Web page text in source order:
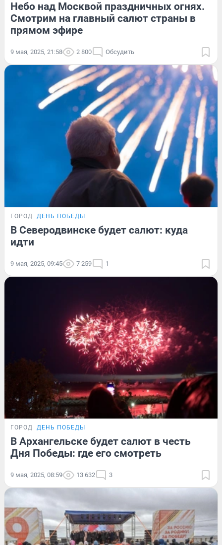
Небо над Москвой праздничных огнях.
Смотрим на главный салют страны в
прямом эфире
9 мая, 2025, 21:58 2 800 Обсудить
ГОРОД ДЕНЬ ПОБЕДЫ
В Северодвинске будет салют: куда
идти
9 мая, 2025, 09:45 7 259 1
ГОРОД ДЕНЬ ПОБЕДЫ
В Архангельске будет салют в честь
Дня Победы: где его смотреть
9 мая, 2025, 08:59 13 632 3